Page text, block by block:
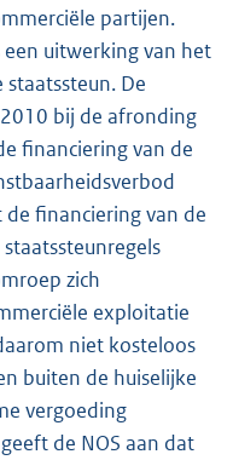
partijen.
uitwerking van het
De
bij de afronding
financiering van de
financiering van de
zich
exploitatie
niet kosteloos
buiten de huiselijke
vergoeding
de NOS aan dat